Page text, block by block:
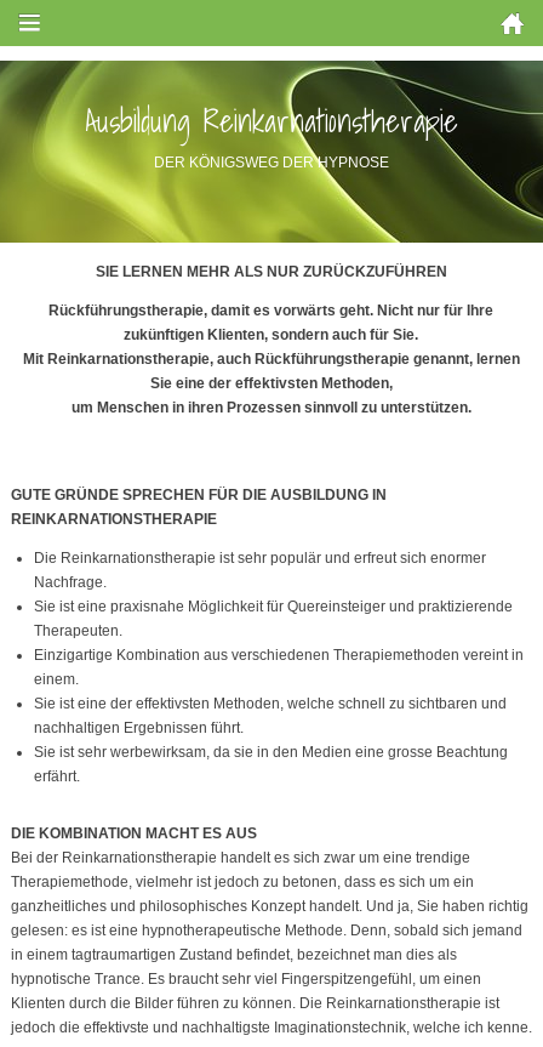
Ausbildung Reinkarnationstherapie
DER KÖNIGSWEG DER HYPNOSE
SIE LERNEN MEHR ALS NUR ZURÜCKZUFÜHREN
Rückführungstherapie, damit es vorwärts geht. Nicht nur für Ihre
zukünftigen Klienten, sondern auch für Sie.
Mit Reinkarnationstherapie, auch Rückführungstherapie genannt, lernen
Sie eine der effektivsten Methoden,
um Menschen in ihren Prozessen sinnvoll zu unterstützen.
GUTE GRÜNDE SPRECHEN FÜR DIE AUSBILDUNG IN
REINKARNATIONSTHERAPIE
Die Reinkarnationstherapie ist sehr populär und erfreut sich enormer
Nachfrage.
Sie ist eine praxisnahe Möglichkeit für Quereinsteiger und praktizierende
Therapeuten.
Einzigartige Kombination aus verschiedenen Therapiemethoden vereint in
einem.
Sie ist eine der effektivsten Methoden, welche schnell zu sichtbaren und
nachhaltigen Ergebnissen führt.
Sie ist sehr werbewirksam, da sie in den Medien eine grosse Beachtung
erfährt.
DIE KOMBINATION MACHT ES AUS
Bei der Reinkarnationstherapie handelt es sich zwar um eine trendige
Therapiemethode, vielmehr ist jedoch zu betonen, dass es sich um ein
ganzheitliches und philosophisches Konzept handelt. Und ja, Sie haben richtig
gelesen: es ist eine hypnotherapeutische Methode. Denn, sobald sich jemand
in einem tagtraumartigen Zustand befindet, bezeichnet man dies als
hypnotische Trance. Es braucht sehr viel Fingerspitzengefühl, um einen
Klienten durch die Bilder führen zu können. Die Reinkarnationstherapie ist
jedoch die effektivste und nachhaltigste Imaginationstechnik, welche ich kenne.